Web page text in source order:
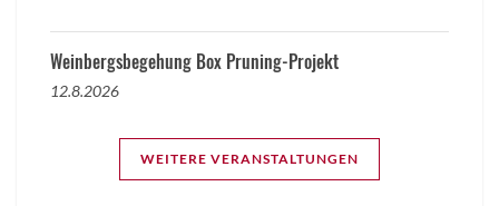
Weinbergsbegehung Box Pruning-Projekt
12.8.2026
WEITERE VERANSTALTUNGEN